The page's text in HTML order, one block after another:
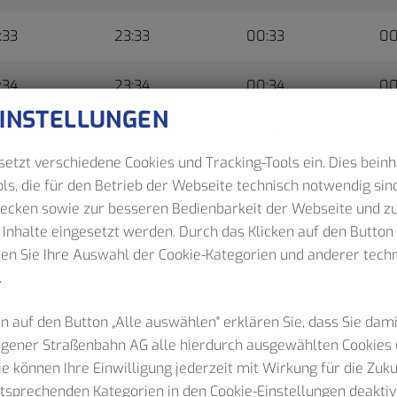
23:33 00:33
23:34 00:34
23:36 00:36
23:37 00:37
23:39
23:40 00:40
verschiedene Cookies und Tracking-Tools ein. Dies
die für den Betrieb der Webseite technisch notwendig
sowie zur besseren Bedienbarkeit der Webseite und
eingesetzt werden. Durch das Klicken auf den Button
Sie Ihre Auswahl der Cookie-Kategorien und anderer
auf den Button „Alle auswählen" erklären Sie, dass Sie
Straßenbahn AG alle hierdurch ausgewählten Cookies
können Ihre Einwilligung jederzeit mit Wirkung für die
Kategorien in den Cookie-Einstellungen